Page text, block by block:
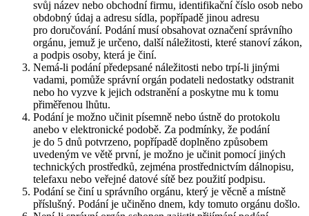
svůj název nebo obchodní firmu, identifikační číslo osob nebo
obdobný údaj a adresu sídla, popřípadě jinou adresu
pro doručování. Podání musí obsahovat označení správního
orgánu, jemuž je určeno, další náležitosti, které stanoví zákon,
a podpis osoby, která je činí.
Nemá-li podání předepsané náležitosti nebo trpí-li jinými
vadami, pomůže správní orgán podateli nedostatky odstranit
nebo ho vyzve k jejich odstranění a poskytne mu k tomu
přiměřenou lhůtu.
Podání je možno učinit písemně nebo ústně do protokolu
anebo v elektronické podobě. Za podmínky, že podání
je do 5 dnů potvrzeno, popřípadě doplněno způsobem
uvedeným ve větě první, je možno je učinit pomocí jiných
technických prostředků, zejména prostřednictvím dálnopisu,
telefaxu nebo veřejné datové sítě bez použití podpisu.
Podání se činí u správního orgánu, který je věcně a místně
příslušný. Podání je učiněno dnem, kdy tomuto orgánu došlo.